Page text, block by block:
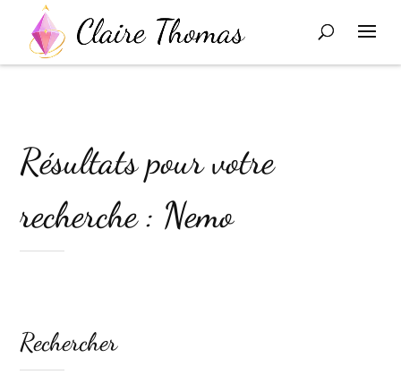
Résultats pour votre
recherche : Nemo
Rechercher